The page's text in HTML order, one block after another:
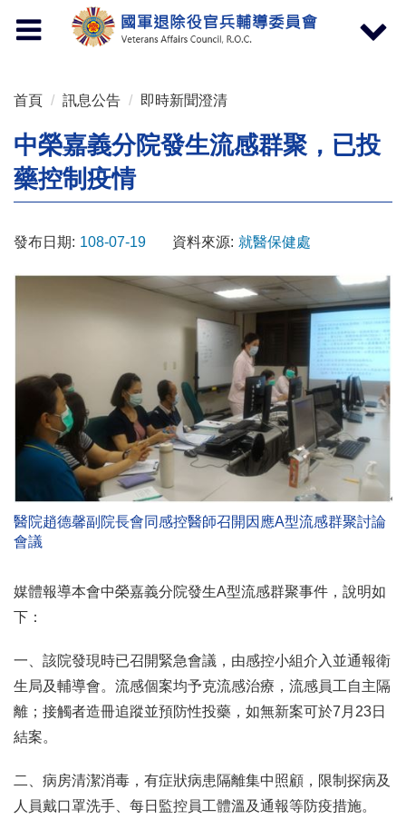
Toggle
navigation
Toggle
首頁 訊息公告 即時新聞澄清
中榮嘉義分院發生流感群聚，已投
藥控制疫情
發布日期: 108-07-19 資料來源: 就醫保健處
醫院趙德馨副院長會同感控醫師召開因應A型流感群聚討論
會議
媒體報導本會中榮嘉義分院發生A型流感群聚事件，說明如
下：
一、該院發現時已召開緊急會議，由感控小組介入並通報衛
生局及輔導會。流感個案均予克流感治療，流感員工自主隔
離；接觸者造冊追蹤並預防性投藥，如無新案可於7月23日
結案。
二、病房清潔消毒，有症狀病患隔離集中照顧，限制探病及
人員戴口罩洗手、每日監控員工體溫及通報等防疫措施。